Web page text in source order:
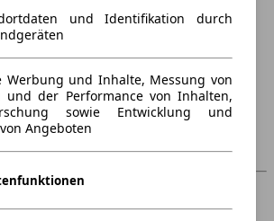
und Identifikation durch
Werbung und Inhalte, Messung von
und der Performance von Inhalten,
sowie Entwicklung und
Angeboten